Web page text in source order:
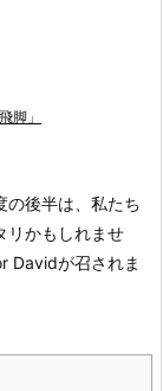
脚」
の後半は、私たち
リかもしれませ
Davidが召されま